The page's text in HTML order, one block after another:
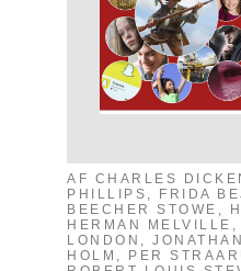
AF CHARLES
PHILLIPS, FRIDA
BEECHER STOWE,
HERMAN
LONDON,
HOLM, PER